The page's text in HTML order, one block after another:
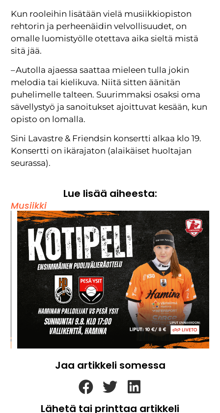
Kun rooleihin lisätään vielä musiikkiopiston
rehtorin ja perheenäidin velvollisuudet, on
omalle luomistyölle otettava aika sieltä mistä
sitä jää.
– Autolla ajaessa saattaa mieleen tulla jokin
melodia tai kielikuva. Niitä sitten äänitän
puhelimelle talteen. Suurimmaksi osaksi oma
sävellystyö ja sanoitukset ajoittuvat kesään, kun
opisto on lomalla.
Sini Lavastre & Friendsin konsertti alkaa klo 19.
Konsertti on ikärajaton (alaikäiset huoltajan
seurassa).
Lue lisää aiheesta:
Musiikki
Jaa artikkeli somessa
Lähetä tai printtaa artikkeli